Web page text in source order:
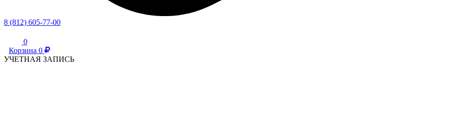
8 (812) 605-77-00
0
Корзина 0
УЧЕТНАЯ ЗАПИСЬ